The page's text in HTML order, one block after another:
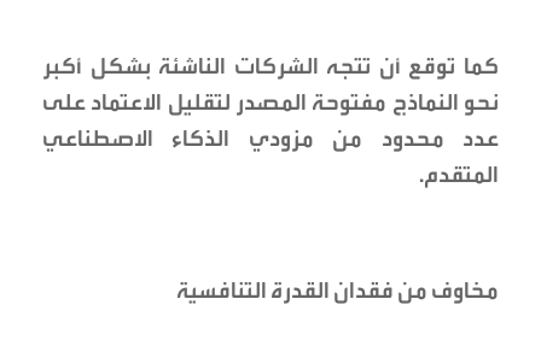
كما توقع أن تتجه الشركات الناشئة بشكل أكبر
نحو النماذج مفتوحة المصدر لتقليل الاعتماد على
عدد محدود من مزودي الذكاء الاصطناعي
المتقدم.
مخاوف من فقدان القدرة التنافسية